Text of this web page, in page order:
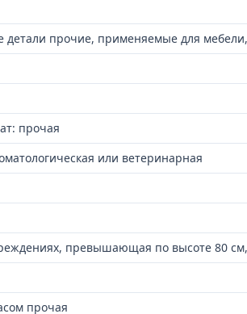
детали прочие, применяемые для мебели,
прочая
или ветеринарная
превышающая по высоте 80
прочая